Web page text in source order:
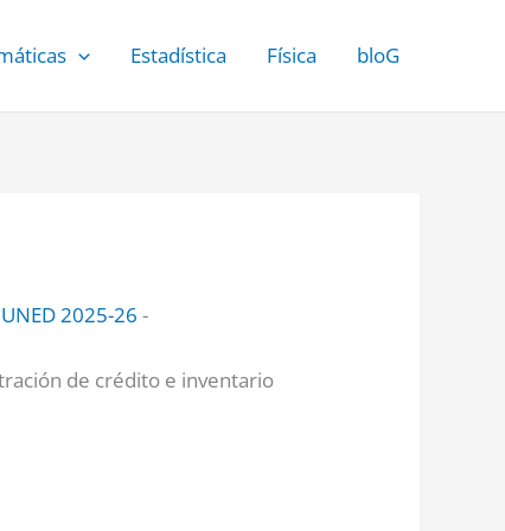
Estadística Física bloG
2025-26 -
de crédito e inventario